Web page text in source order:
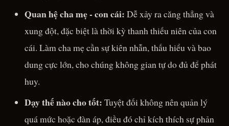
Quan hệ cha mẹ - con cái: Dễ xảy ra căng thẳng và
xung đột, đặc biệt là thời kỳ thanh thiếu niên của con
cái. Làm cha mẹ cần sự kiên nhẫn, thấu hiểu và bao
dung cực lớn, cho chúng không gian tự do đủ để phát
huy.
Dạy thế nào cho tốt: Tuyệt đối không nên quản lý
quá mức hoặc đàn áp, điều đó chỉ kích thích sự phản